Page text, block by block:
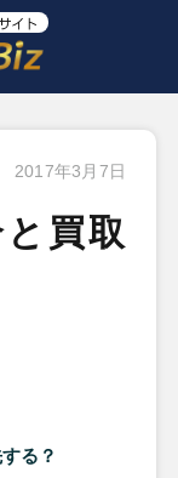
2017年3月7日
買取
る？